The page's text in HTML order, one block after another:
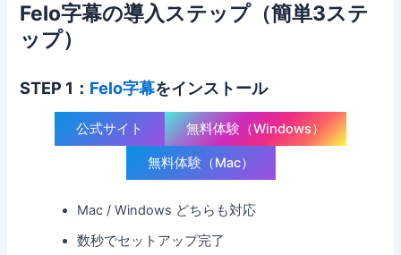
Felo字幕の導入ステップ（簡単3ステ
ップ）
STEP 1： Felo字幕をインストール
公式サイト 無料体験（Windows）
無料体験（Mac）
Mac / Windows どちらも対応
数秒でセットアップ完了